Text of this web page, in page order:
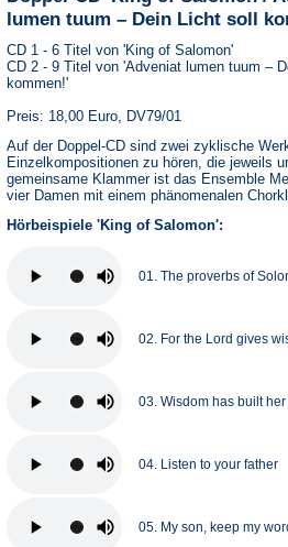
lumen tuum – Dein Licht soll
CD 1 - 6 Titel von 'King of Salomon'
CD 2 - 9 Titel von 'Adveniat lumen tuum –
kommen!'
Preis: 18,00 Euro, DV79/01
Auf der Doppel-CD sind zwei zyklische
Einzelkompositionen zu hören, die jeweils
gemeinsame Klammer ist das Ensemble
vier Damen mit einem phänomenalen
Hörbeispiele 'King of Salomon':
01. The proverbs of
02. For the Lord gives
03. Wisdom has built
04. Listen to your father
05. My son, keep my